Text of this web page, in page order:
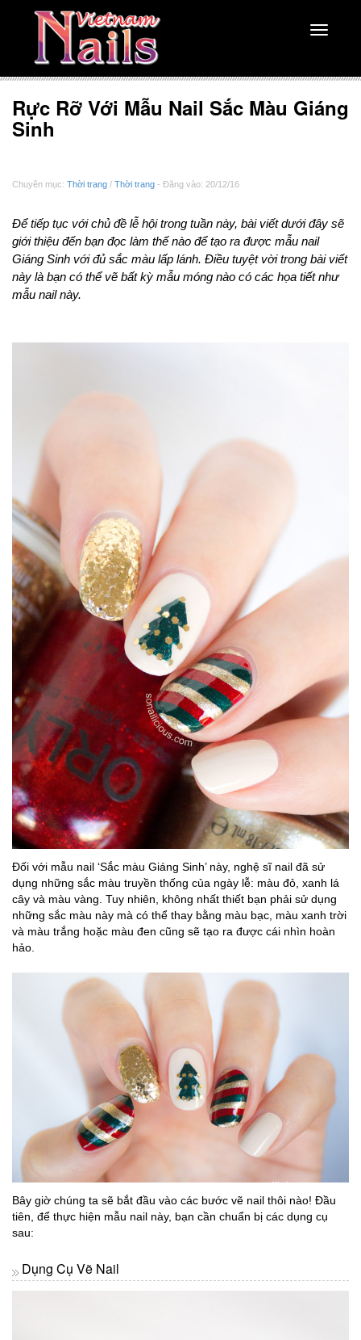
Toggle
Rực Rỡ Với Mẫu Nail Sắc Màu Giáng
Sinh
Chuyên mục: Thời trang / Thời trang - Đăng vào: 20/12/16
Để tiếp tục với chủ đề lễ hội trong tuần này, bài viết dưới đây sẽ
giới thiệu đến bạn đọc làm thế nào để tạo ra được mẫu nail
Giáng Sinh với đủ sắc màu lấp lánh. Điều tuyệt vời trong bài viết
này là bạn có thể vẽ bất kỳ mẫu móng nào có các họa tiết như
mẫu nail này.
Đối với mẫu nail ‘Sắc màu Giáng Sinh’ này, nghệ sĩ nail đã sử
dụng những sắc màu truyền thống của ngày lễ: màu đỏ, xanh lá
cây và màu vàng. Tuy nhiên, không nhất thiết bạn phải sử dụng
những sắc màu này mà có thể thay bằng màu bạc, màu xanh trời
và màu trắng hoặc màu đen cũng sẽ tạo ra được cái nhìn hoàn
hảo.
Bây giờ chúng ta sẽ bắt đầu vào các bước vẽ nail thôi nào! Đầu
tiên, để thực hiện mẫu nail này, bạn cần chuẩn bị các dụng cụ
sau:
Dụng Cụ Vẽ Nail